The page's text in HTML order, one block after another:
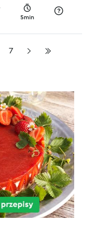
5min
7